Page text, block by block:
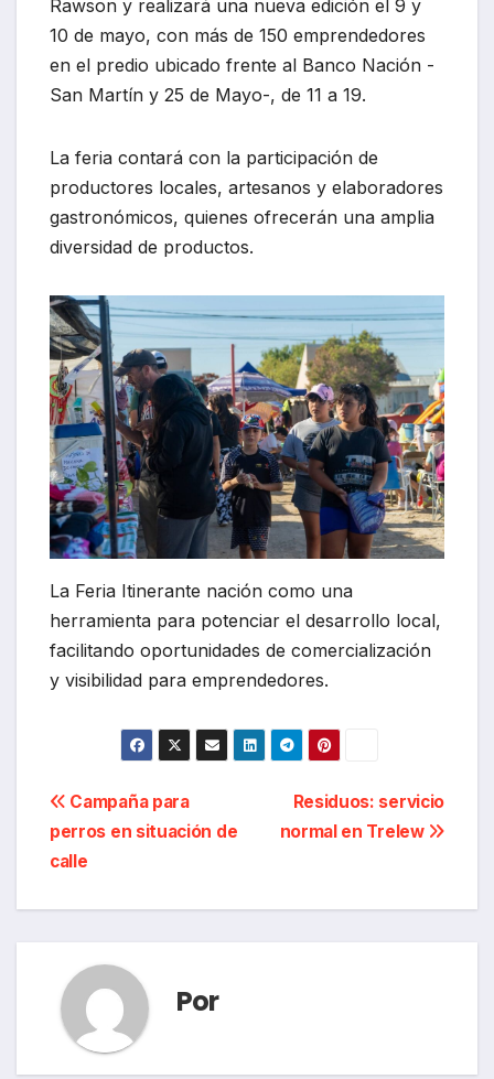
Rawson y realizará una nueva edición el 9 y
10 de mayo, con más de 150 emprendedores
en el predio ubicado frente al Banco Nación -
San Martín y 25 de Mayo-, de 11 a 19.
La feria contará con la participación de
productores locales, artesanos y elaboradores
gastronómicos, quienes ofrecerán una amplia
diversidad de productos.
La Feria Itinerante nación como una
herramienta para potenciar el desarrollo local,
facilitando oportunidades de comercialización
y visibilidad para emprendedores.
Navegación
de
entradas
Residuos: servicio
normal en Trelew
Campaña para
perros en situación de
calle
Por